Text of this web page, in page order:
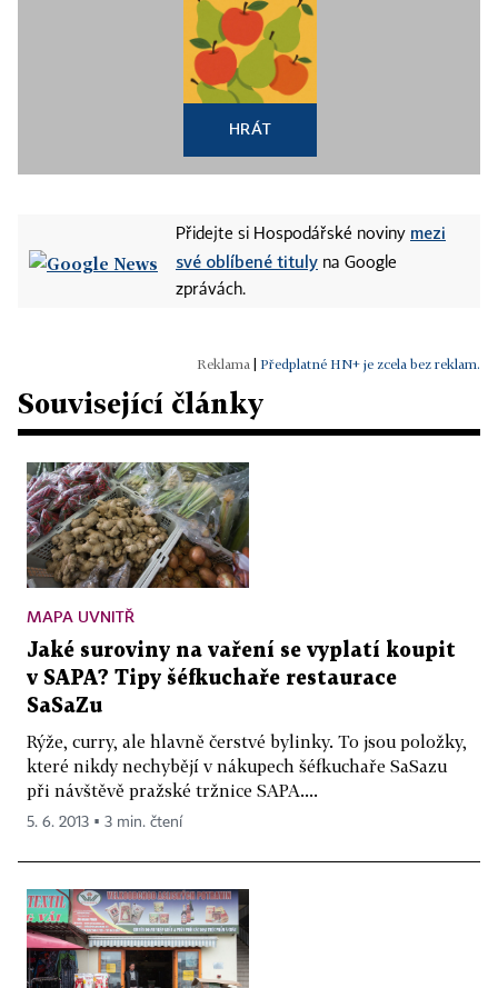
HRÁT
Přidejte si Hospodářské noviny mezi
své oblíbené tituly na Google
zprávách.
Předplatné HN+ je zcela bez reklam.
Související články
MAPA UVNITŘ
Jaké suroviny na vaření se vyplatí koupit
v SAPA? Tipy šéfkuchaře restaurace
SaSaZu
Rýže, curry, ale hlavně čerstvé bylinky. To jsou položky,
které nikdy nechybějí v nákupech šéfkuchaře SaSazu
při návštěvě pražské tržnice SAPA....
5. 6. 2013 ▪ 3 min. čtení